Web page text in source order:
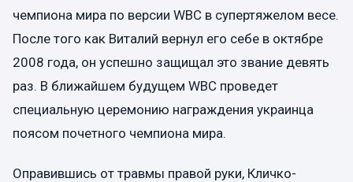
чемпиона мира по версии WBC в супертяжелом весе.
После того как Виталий вернул его себе в октябре
2008 года, он успешно защищал это звание девять
раз. В ближайшем будущем WBC проведет
специальную церемонию награждения украинца
поясом почетного чемпиона мира.
Оправившись от травмы правой руки, Кличко-